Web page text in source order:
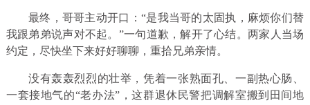
最终，哥哥主动开口：“是我当哥的太固执，麻烦你们替
我跟弟弟说声对不起。”一句道歉，解开了心结。两家人当场
约定，尽快坐下来好好聊聊，重拾兄弟亲情。
没有轰轰烈烈的壮举，凭着一张熟面孔、一副热心肠、
一套接地气的“老办法”，这群退休民警把调解室搬到田间地